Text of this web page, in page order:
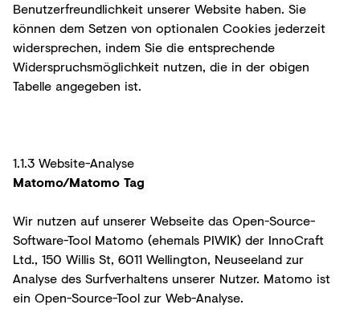
Benutzerfreundlichkeit unserer Website haben. Sie
können dem Setzen von optionalen Cookies jederzeit
widersprechen, indem Sie die entsprechende
Widerspruchsmöglichkeit nutzen, die in der obigen
Tabelle angegeben ist.
1.1.3 Website-Analyse
Matomo/Matomo Tag
Wir nutzen auf unserer Webseite das Open-Source-
Software-Tool Matomo (ehemals PIWIK) der InnoCraft
Ltd., 150 Willis St, 6011 Wellington, Neuseeland zur
Analyse des Surfverhaltens unserer Nutzer. Matomo ist
ein Open-Source-Tool zur Web-Analyse.